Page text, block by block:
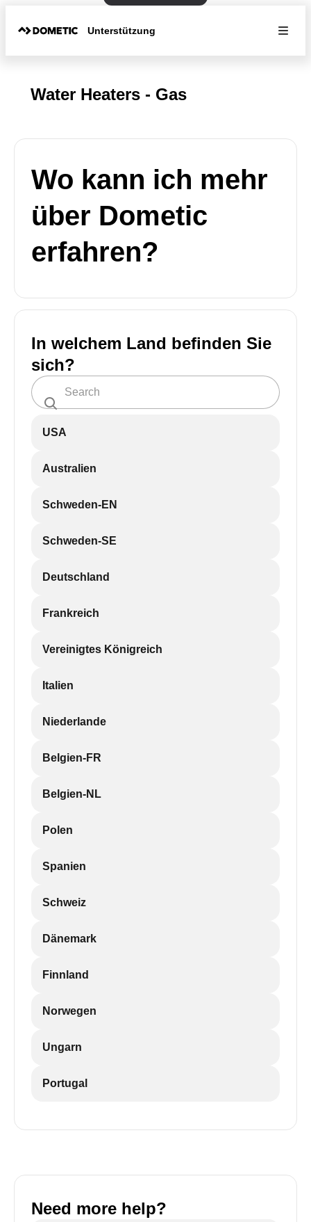
Unterstützung
Water Heaters - Gas
Wo kann ich mehr
über Dometic
erfahren?
In welchem Land befinden Sie
sich?
USA
Australien
Schweden-EN
Schweden-SE
Deutschland
Frankreich
Vereinigtes Königreich
Italien
Niederlande
Belgien-FR
Belgien-NL
Polen
Spanien
Schweiz
Dänemark
Finnland
Norwegen
Ungarn
Portugal
Need more help?